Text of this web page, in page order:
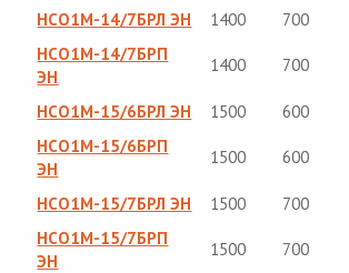
НСО1М-14/7БРЛ ЭН 1400
700
НСО1М-14/7БРП
ЭН
1400 700
НСО1М-15/6БРЛ ЭН 1500
600
НСО1М-15/6БРП
ЭН
1500 600
НСО1М-15/7БРЛ ЭН 1500
700
НСО1М-15/7БРП
ЭН
1500 700